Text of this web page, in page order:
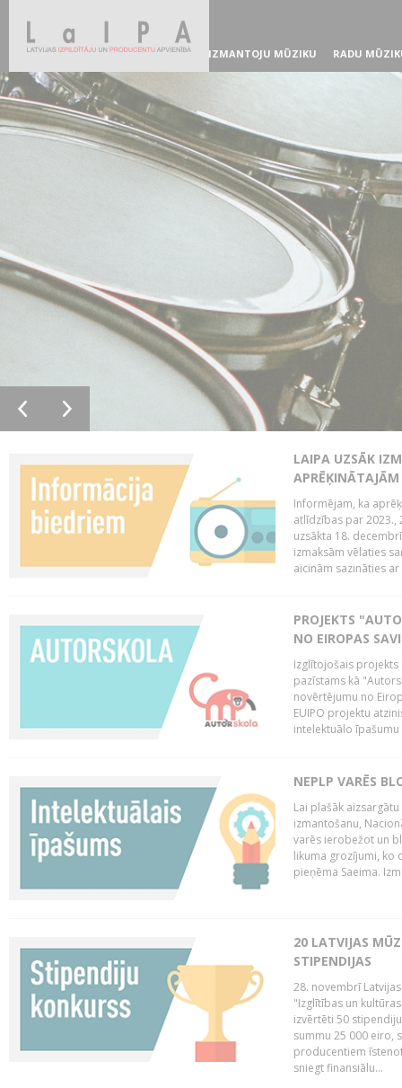
IZMANTOJU MŪZIKU RADU
LAIPA UZSĀK
Informējam, ka
atlīdzības par 2023.,
uzsākta 18.
izmaksām vēlaties
aicinām sazināties
PROJEKTS
NO EIROPAS
Izglītojošais projekts
pazīstams kā
novērtējumu no
EUIPO projektu
intelektuālo
NEPLP VARĒS
Lai plašāk
izmantošanu,
varēs ierobežot un
likuma grozījumi, ko
pieņēma Saeima.
20 LATVIJAS
STIPENDIJAS
28. novembrī
"Izglītības un
izvērtēti 50
summu 25 000 eiro,
producentiem
sniegt finansiālu...